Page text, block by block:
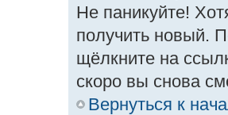
Не паникуйте!
получить новый.
щёлкните на
скоро вы снова
Вернуться к